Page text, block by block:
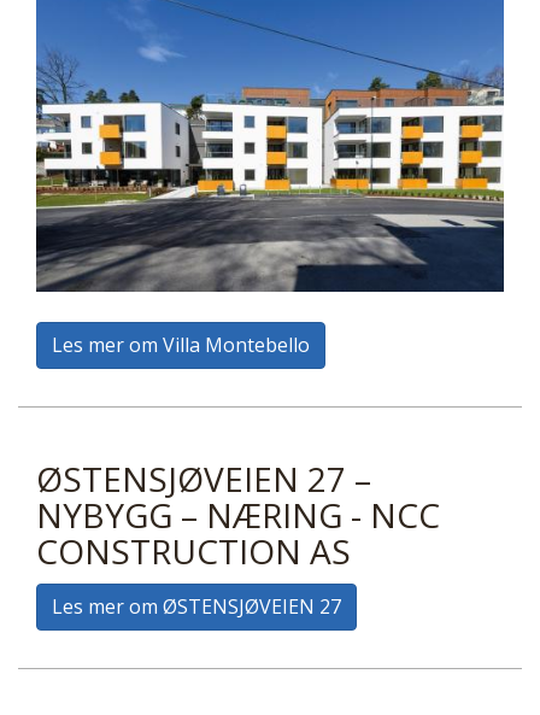
Les mer om Villa Montebello
ØSTENSJØVEIEN 27 –
NYBYGG – NÆRING - NCC
CONSTRUCTION AS
Les mer om ØSTENSJØVEIEN 27